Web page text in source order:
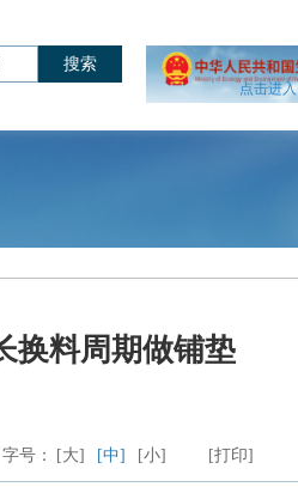
点击进入
换料周期做铺垫
[打印]
字号： [大] [中] [小]